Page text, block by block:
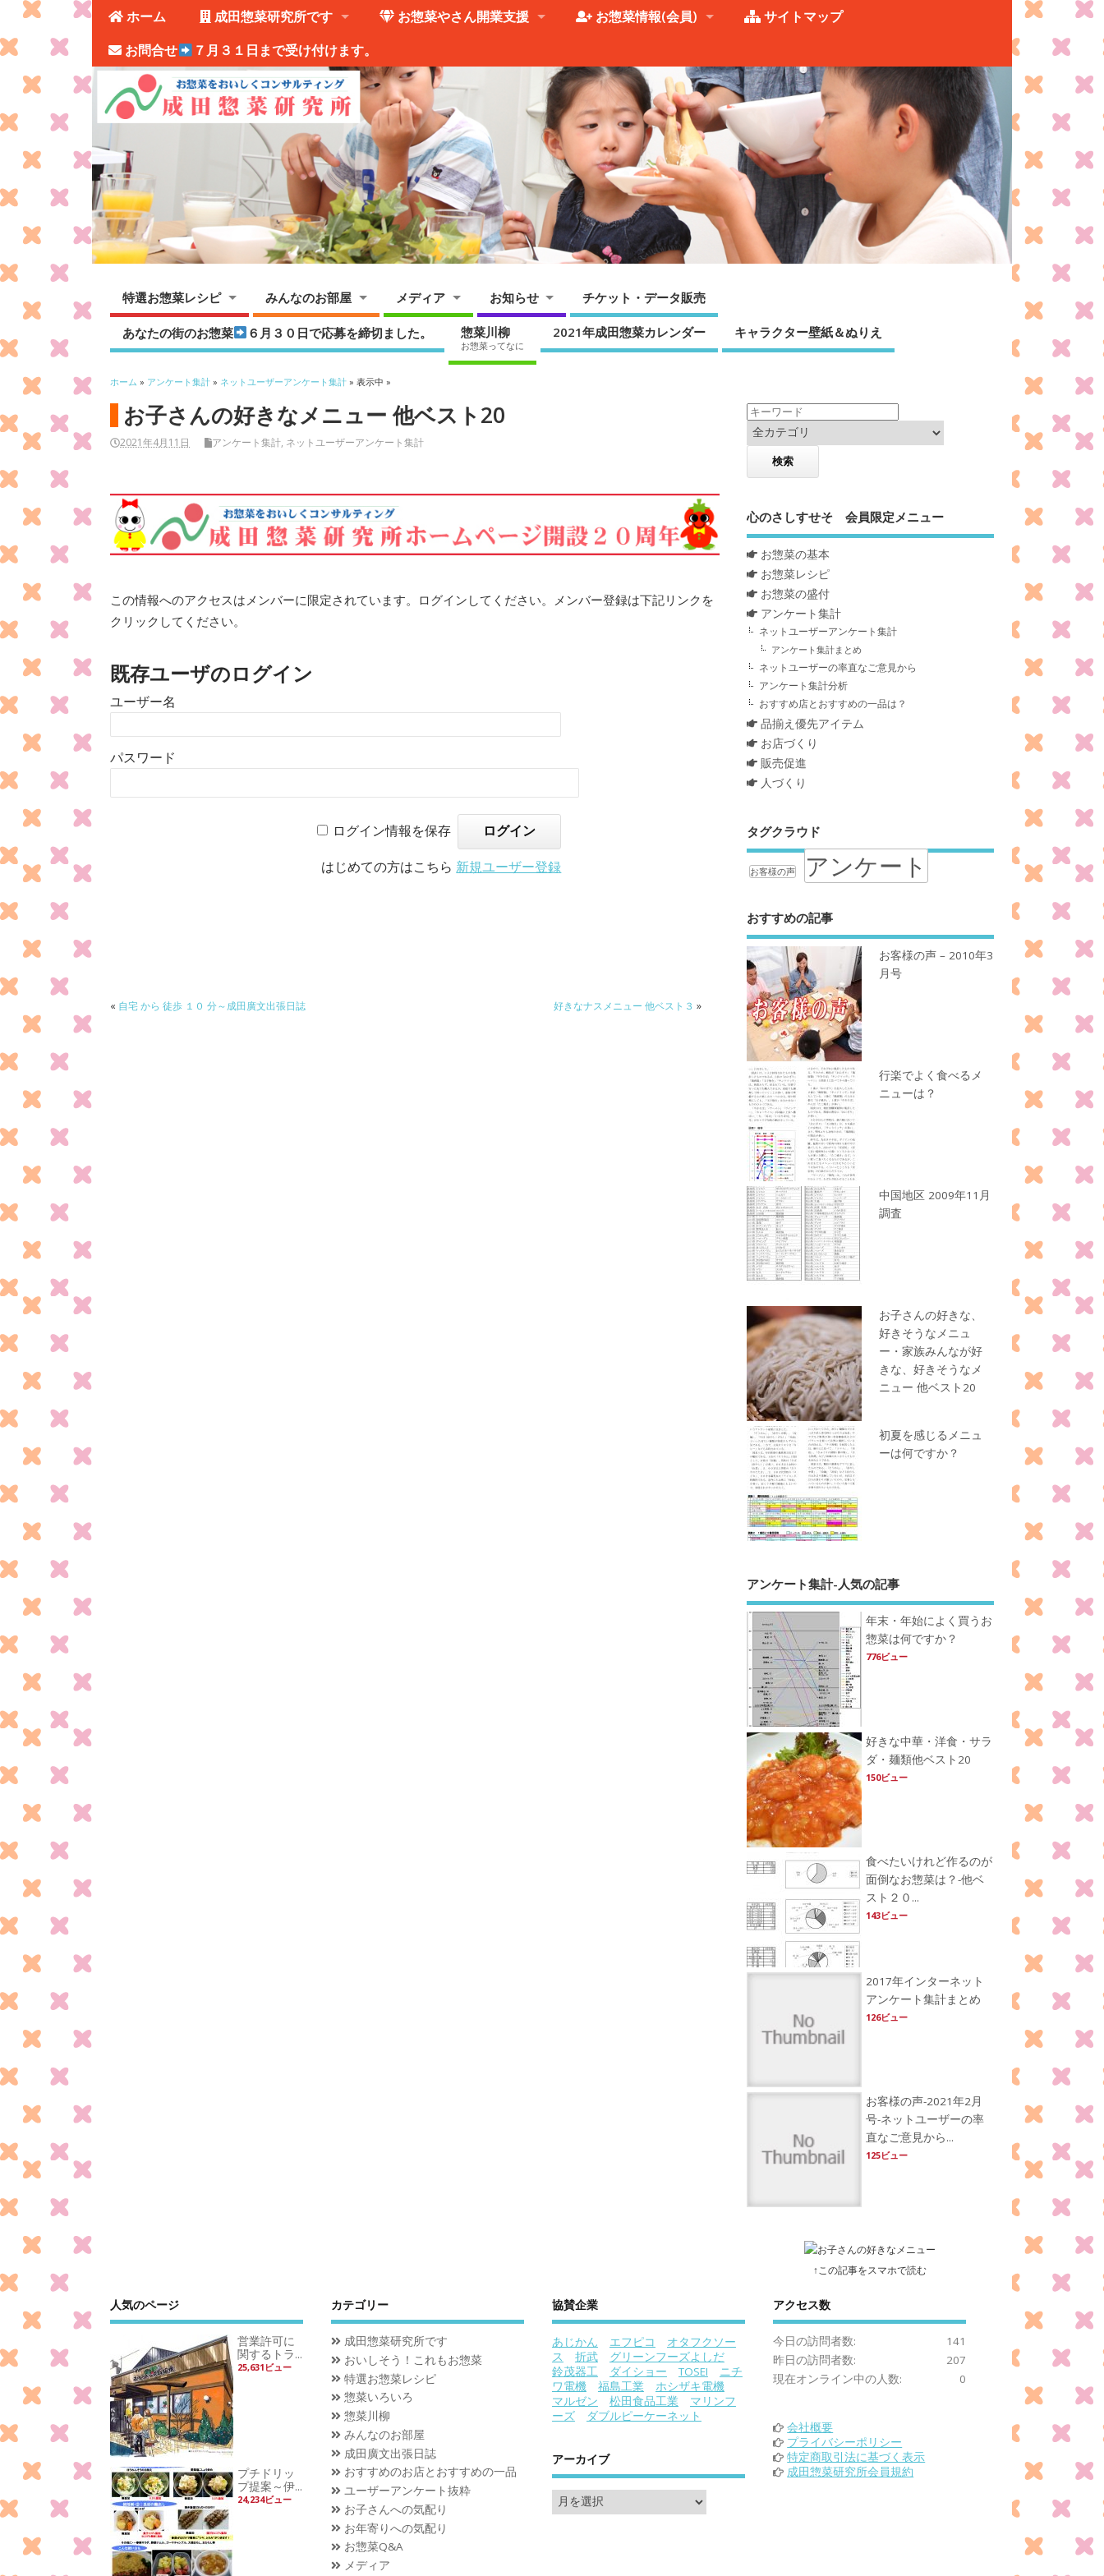
ホーム 成田惣菜研究所です お惣菜やさん開業支援 お惣菜情報(会員)
サイトマップ
お問合せ
７月３１日まで受け付けます。
特選お惣菜レシピ みんなのお部屋 メディア お知らせ チケット・データ販売
あなたの街のお惣菜 ６月３０日で応募を締切ました。 惣菜川柳
お惣菜ってなに
2021年成田惣菜カレンダー キャラクター壁紙＆ぬりえ
ホーム » アンケート集計 » ネットユーザーアンケート集計 » 表示中 »
お子さんの好きなメニュー 他ベスト20
2021年4月11日 アンケート集計, ネットユーザーアンケート集計
この情報へのアクセスはメンバーに限定されています。ログインしてください。メンバー登録は下記リンクを
クリックしてください。
既存ユーザのログイン
ユーザー名
パスワード
ログイン情報を保存
はじめての方はこちら 新規ユーザー登録
« 自宅 から 徒歩 １０ 分～成田廣文出張日誌 好きなナスメニュー 他ベスト３ »
心のさしすせそ 会員限定メニュー
お惣菜の基本
お惣菜レシピ
お惣菜の盛付
アンケート集計
ネットユーザーアンケート集計
アンケート集計まとめ
ネットユーザーの率直なご意見から
アンケート集計分析
おすすめ店とおすすめの一品は？
品揃え優先アイテム
お店づくり
販売促進
人づくり
タグクラウド
お客様の声 アンケート
おすすめの記事
お客様の声 – 2010年3
月号
行楽でよく食べるメ
ニューは？
中国地区 2009年11月
調査
お子さんの好きな、
好きそうなメニュ
ー・家族みんなが好
きな、好きそうなメ
ニュー 他ベスト20
初夏を感じるメニュ
ーは何ですか？
アンケート集計-人気の記事
年末・年始によく買うお
惣菜は何ですか？
776ビュー
好きな中華・洋食・サラ
ダ・麺類他ベスト20
150ビュー
食べたいけれど作るのが
面倒なお惣菜は？-他ベ
スト２０...
143ビュー
2017年インターネット
アンケート集計まとめ
126ビュー
お客様の声-2021年2月
号-ネットユーザーの率
直なご意見から...
125ビュー
↑この記事をスマホで読む
人気のページ
営業許可に
関するトラ...
25,631ビュー
プチドリッ
プ提案～伊...
24,234ビュー
カテゴリー
成田惣菜研究所です
おいしそう！これもお惣菜
特選お惣菜レシピ
惣菜いろいろ
惣菜川柳
みんなのお部屋
成田廣文出張日誌
おすすめのお店とおすすめの一品
ユーザーアンケート抜粋
お子さんへの気配り
お年寄りへの気配り
お惣菜Q&A
メディア
協賛企業
あじかん エフピコ
オタフクソー
ス
折武
グリーンフーズよしだ
鈴茂器工
ダイショー TOSEI
ニチ
ワ電機
福島工業
ホシザキ電機
マルゼン
松田食品工業
マリンフ
ーズ
ダブルピーケーネット
アーカイブ
アクセス数
141
今日の訪問者数:
207
昨日の訪問者数:
0
現在オンライン中の人数:
会社概要
プライバシーポリシー
特定商取引法に基づく表示
成田惣菜研究所会員規約